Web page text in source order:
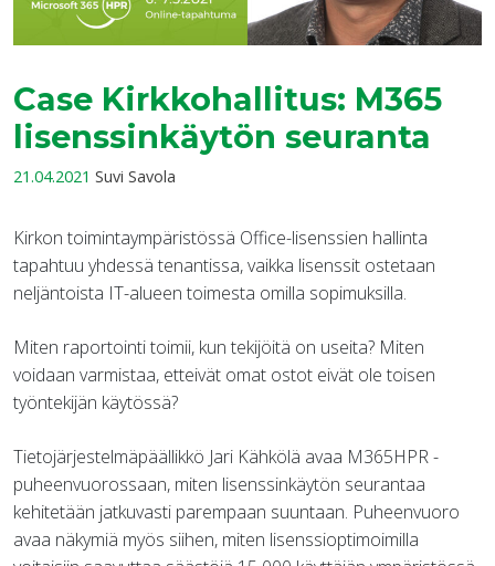
Case Kirkkohallitus: M365
lisenssinkäytön seuranta
21.04.2021 Suvi Savola
Kirkon toimintaympäristössä Office-lisenssien hallinta
tapahtuu yhdessä tenantissa, vaikka lisenssit ostetaan
neljäntoista IT-alueen toimesta omilla sopimuksilla.
Miten raportointi toimii, kun tekijöitä on useita? Miten
voidaan varmistaa, etteivät omat ostot eivät ole toisen
työntekijän käytössä?
Tietojärjestelmäpäällikkö Jari Kähkölä avaa M365HPR -
puheenvuorossaan, miten lisenssinkäytön seurantaa
kehitetään jatkuvasti parempaan suuntaan. Puheenvuoro
avaa näkymiä myös siihen, miten lisenssioptimoimilla